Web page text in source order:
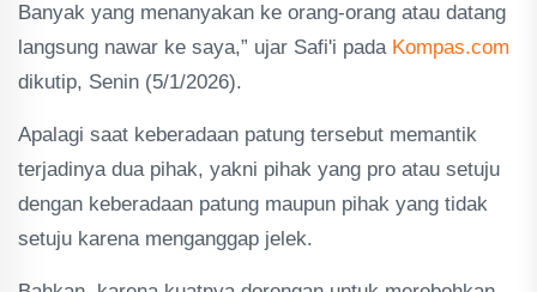
Banyak yang menanyakan ke orang-orang atau datang
langsung nawar ke saya,” ujar Safi'i pada Kompas.com
dikutip, Senin (5/1/2026).
Apalagi saat keberadaan patung tersebut memantik
terjadinya dua pihak, yakni pihak yang pro atau setuju
dengan keberadaan patung maupun pihak yang tidak
setuju karena menganggap jelek.